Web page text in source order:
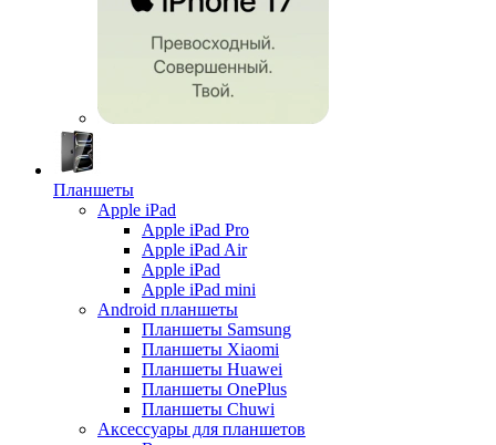
Планшеты
Apple iPad
Apple iPad Pro
Apple iPad Air
Apple iPad
Apple iPad mini
Android планшеты
Планшеты Samsung
Планшеты Xiaomi
Планшеты Huawei
Планшеты OnePlus
Планшеты Chuwi
Аксессуары для планшетов